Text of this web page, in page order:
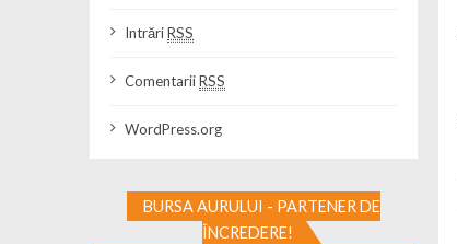
IntrăriRSS
ComentariiRSS
WordPress.org
BURSA AURULUI - PARTENER DE
ÎNCREDERE!